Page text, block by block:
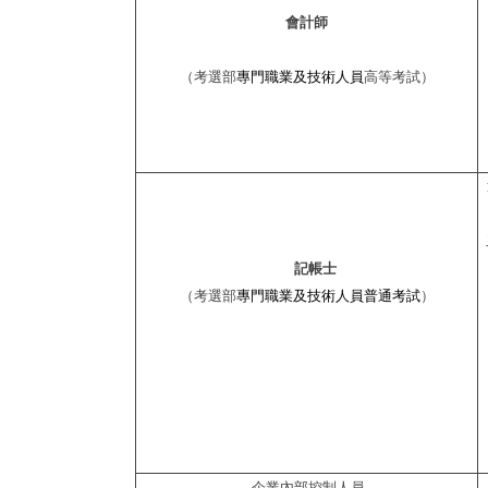
會計師
（考選部專門職業及技術人員高等考試）
記帳士
（考選部專門職業及技術人員普通考試）